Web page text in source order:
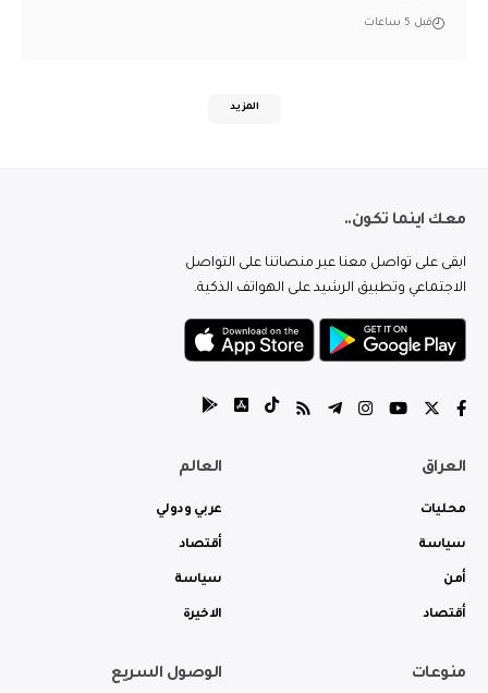
قبل 5 ساعات
المزيد
معك اينما تكون..
ابقى على تواصل معنا عبر منصاتنا على التواصل
الاجتماعي وتطبيق الرشيد على الهواتف الذكية.
العراق
محليات
سياسة
أمن
أقتصاد
العالم
عربي ودولي
أقتصاد
سياسة
الاخيرة
منوعات الوصول السريع